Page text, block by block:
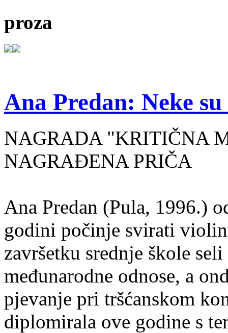
proza
Ana Predan: Neke
NAGRADA "KRITIČNA
NAGRAĐENA PRIČA
Ana Predan (Pula, 1996.)
godini počinje svirati
završetku srednje škole
međunarodne odnose, a
pjevanje pri tršćanskom
diplomirala ove godine s